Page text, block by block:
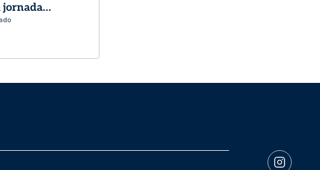
jornada
Cardiologia